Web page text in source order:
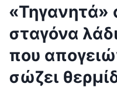
«Τηγανητά»
σταγόνα
που
σώζει